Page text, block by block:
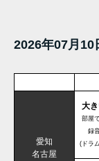
2026年07月
愛知
名古屋
大
部屋
録
(ドラ